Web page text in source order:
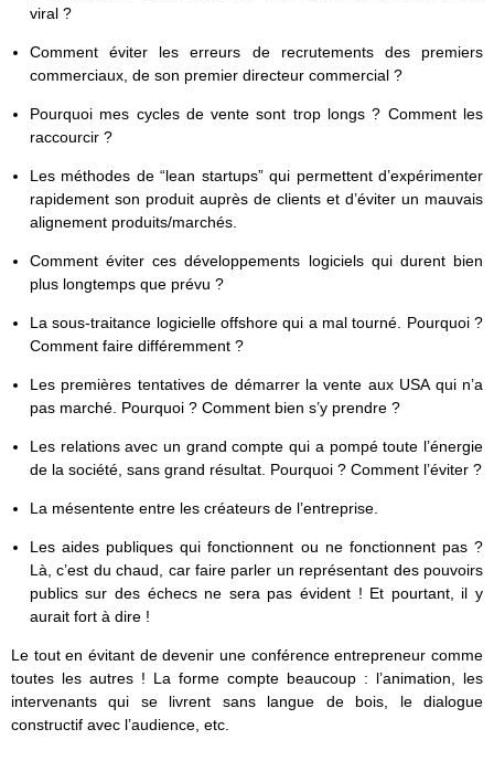
viral ?
Comment éviter les erreurs de recrutements des premiers
commerciaux, de son premier directeur commercial ?
Pourquoi mes cycles de vente sont trop longs ? Comment les
raccourcir ?
Les méthodes de “lean startups” qui permettent d’expérimenter
rapidement son produit auprès de clients et d’éviter un mauvais
alignement produits/marchés.
Comment éviter ces développements logiciels qui durent bien
plus longtemps que prévu ?
La sous-traitance logicielle offshore qui a mal tourné. Pourquoi ?
Comment faire différemment ?
Les premières tentatives de démarrer la vente aux USA qui n’a
pas marché. Pourquoi ? Comment bien s’y prendre ?
Les relations avec un grand compte qui a pompé toute l’énergie
de la société, sans grand résultat. Pourquoi ? Comment l’éviter ?
La mésentente entre les créateurs de l’entreprise.
Les aides publiques qui fonctionnent ou ne fonctionnent pas ?
Là, c’est du chaud, car faire parler un représentant des pouvoirs
publics sur des échecs ne sera pas évident ! Et pourtant, il y
aurait fort à dire !
Le tout en évitant de devenir une conférence entrepreneur comme
toutes les autres ! La forme compte beaucoup : l’animation, les
intervenants qui se livrent sans langue de bois, le dialogue
constructif avec l’audience, etc.